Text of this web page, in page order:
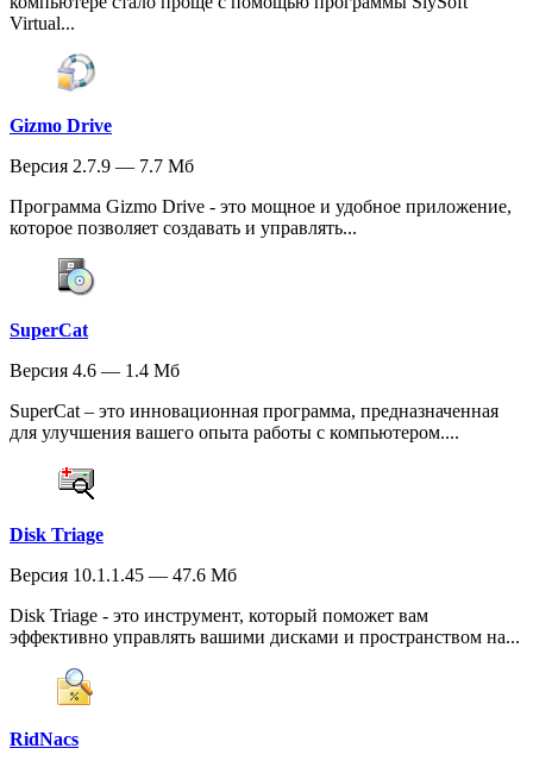
Virtual...
Gizmo Drive
Версия 2.7.9 — 7.7 Мб
Программа Gizmo Drive - это мощное и удобное приложение,
которое позволяет создавать и управлять...
SuperCat
Версия 4.6 — 1.4 Мб
SuperCat – это инновационная программа, предназначенная
для улучшения вашего опыта работы с компьютером....
Disk Triage
Версия 10.1.1.45 — 47.6 Мб
Disk Triage - это инструмент, который поможет вам
эффективно управлять вашими дисками и пространством на...
RidNacs